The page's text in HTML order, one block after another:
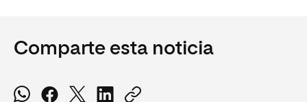
Comparte esta noticia